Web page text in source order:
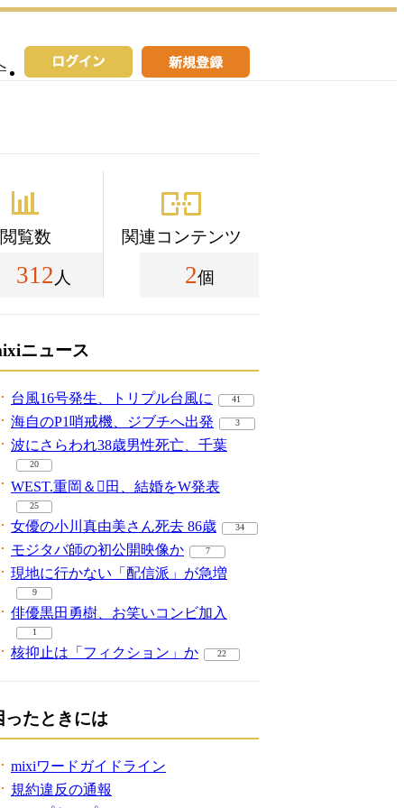
閲覧数
312 人
関連コンテンツ
2個
ニュース
台風16号発生、トリプル台風に 41
海自のP1哨戒機、ジブチへ出発 3
波にさらわれ38歳男性死亡、千葉
20
WEST.重岡＆田、結婚をW発表
25
女優の小川真由美さん死去 86歳 34
モジタバ師の初公開映像か 7
現地に行かない「配信派」が急増
9
俳優黒田勇樹、お笑いコンビ加入
1
核抑止は「フィクション」か 22
ったときには
mixiワードガイドライン
規約違反の通報